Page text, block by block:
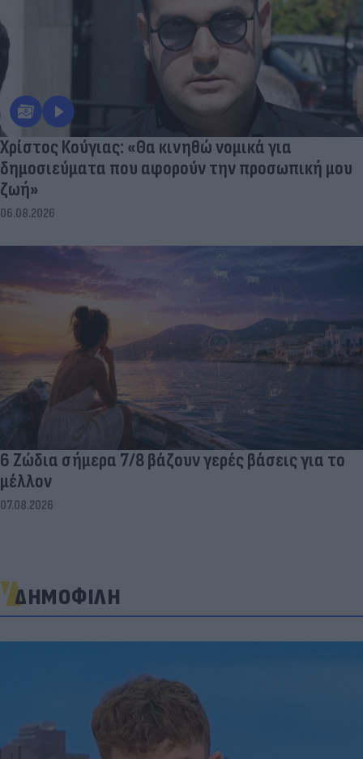
Χρίστος Κούγιας: «Θα κινηθώ νομικά για
δημοσιεύματα που αφορούν την προσωπική μου
ζωή»
06.08.2026
6 Ζώδια σήμερα 7/8 βάζουν γερές βάσεις για το
μέλλον
07.08.2026
ΔΗΜΟΦΙΛΗ